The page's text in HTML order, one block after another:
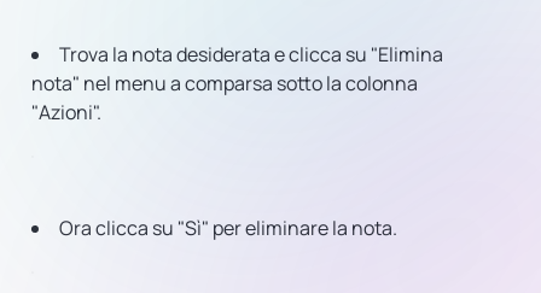
Trova la nota desiderata e clicca su "Elimina
nota" nel menu a comparsa sotto la colonna
"Azioni".
Ora clicca su "Sì" per eliminare la nota.